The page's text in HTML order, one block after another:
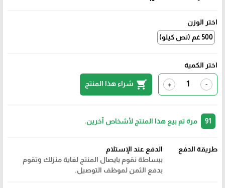
اختر الوزن
500 غم (نص كيلو)
اختر الكمية
-
+
shopping_cart شراء هذا المنتج
مرة تم بيع هذا المنتج لأشخاص آخرين.
طريقة الدفع
الدفع عند الإستلام
ببساطة نقوم بايصال المنتج لغاية منزلك وتقوم
بدفع الثمن لموظف التوصيل.